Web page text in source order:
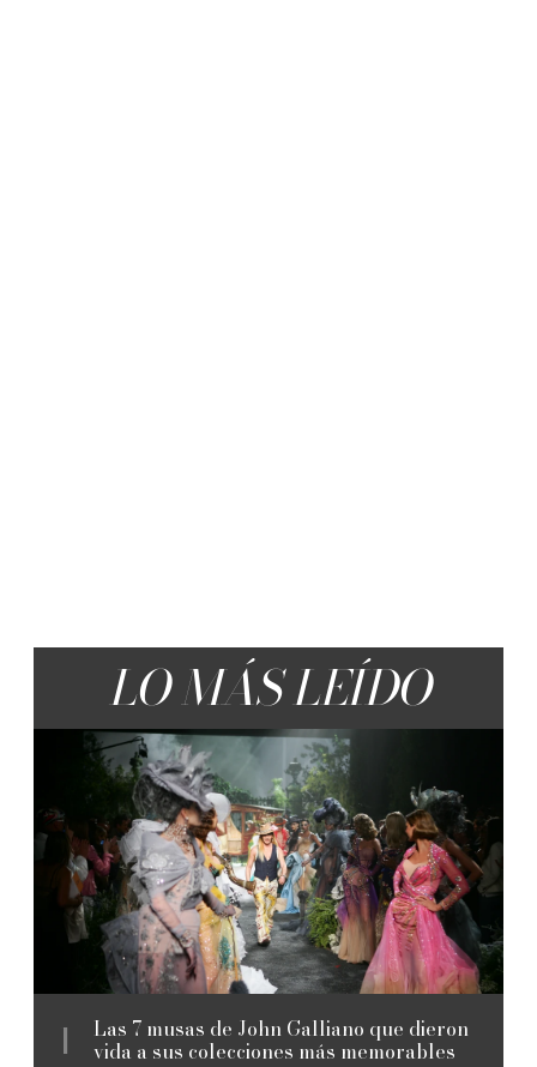
LO MÁS LEÍDO
Las 7 musas de John Galliano que dieron
vida a sus colecciones más memorables